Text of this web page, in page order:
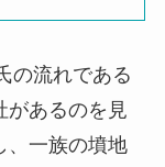
の流れである
があるのを見
、一族の墳地